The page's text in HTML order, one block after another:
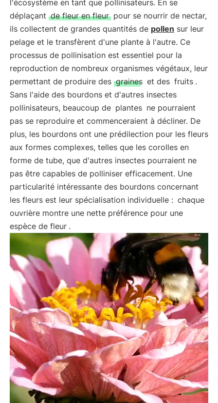
l'écosystème en tant que pollinisateurs. En se
déplaçant de fleur en fleur pour se nourrir de nectar,
ils collectent de grandes quantités de pollen sur leur
pelage et le transfèrent d'une plante à l'autre. Ce
processus de pollinisation est essentiel pour la
reproduction de nombreux organismes végétaux, leur
permettant de produire des graines et des fruits .
Sans l'aide des bourdons et d'autres insectes
pollinisateurs, beaucoup de plantes ne pourraient
pas se reproduire et commenceraient à décliner. De
plus, les bourdons ont une prédilection pour les fleurs
aux formes complexes, telles que les corolles en
forme de tube, que d'autres insectes pourraient ne
pas être capables de polliniser efficacement. Une
particularité intéressante des bourdons concernant
les fleurs est leur spécialisation individuelle : chaque
ouvrière montre une nette préférence pour une
espèce de fleur .